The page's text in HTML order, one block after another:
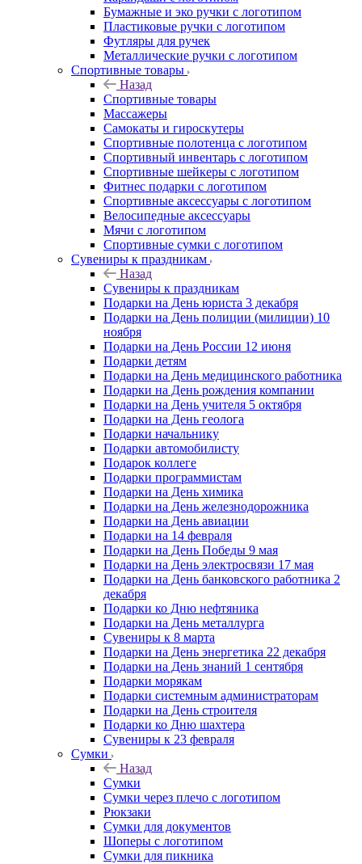
Бумажные и эко ручки с логотипом
Пластиковые ручки с логотипом
Футляры для ручек
Металлические ручки с логотипом
Спортивные товары
Назад
Спортивные товары
Массажеры
Самокаты и гироскутеры
Спортивные полотенца с логотипом
Спортивный инвентарь с логотипом
Спортивные шейкеры с логотипом
Фитнес подарки с логотипом
Спортивные аксессуары с логотипом
Велосипедные аксессуары
Мячи с логотипом
Спортивные сумки с логотипом
Сувениры к праздникам
Назад
Сувениры к праздникам
Подарки на День юриста 3 декабря
Подарки на День полиции (милиции) 10
ноября
Подарки на День России 12 июня
Подарки детям
Подарки на День медицинского работника
Подарки на День рождения компании
Подарки на День учителя 5 октября
Подарки на День геолога
Подарки начальнику
Подарки автомобилисту
Подарок коллеге
Подарки программистам
Подарки на День химика
Подарки на День железнодорожника
Подарки на День авиации
Подарки на 14 февраля
Подарки на День Победы 9 мая
Подарки на День электросвязи 17 мая
Подарки на День банковского работника 2
декабря
Подарки ко Дню нефтяника
Подарки на День металлурга
Сувениры к 8 марта
Подарки на День энергетика 22 декабря
Подарки на День знаний 1 сентября
Подарки морякам
Подарки системным администраторам
Подарки на День строителя
Подарки ко Дню шахтера
Сувениры к 23 февраля
Сумки
Назад
Сумки
Сумки через плечо с логотипом
Рюкзаки
Сумки для документов
Шоперы с логотипом
Сумки для пикника